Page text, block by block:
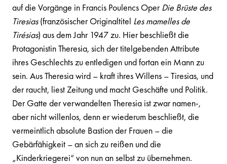
auf die Vorgänge in Francis Poulencs OperDie Brüste des
Tiresias(französischer Originaltitel Les mamelles de
Tirésias) aus dem Jahr 1947 zu. Hier beschließt die
Protagonistin Theresia, sich der titelgebenden Attribute
ihres Geschlechts zu entledigen und fortan ein Mann zu
sein. Aus Theresia wird – kraft ihres Willens – Tiresias, und
der raucht, liest Zeitung und macht Geschäfte und Politik.
Der Gatte der verwandelten Theresia ist zwar namen-,
aber nicht willenlos, denn er wiederum beschließt, die
vermeintlich absolute Bastion der Frauen – die
Gebärfähigkeit – an sich zu reißen und die
„Kinderkriegerei“ von nun an selbst zu übernehmen.